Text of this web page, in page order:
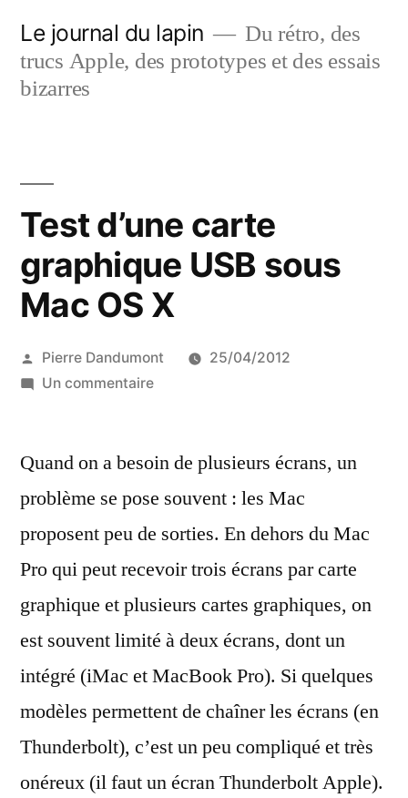
contenu
Le journal du lapin
Du rétro, des
trucs Apple, des prototypes et des essais
bizarres
Test d’une carte
graphique USB sous
Mac OS X
Publié
par
Pierre Dandumont
25/04/2012
Un commentairesur
carte
USB
sous
Mac
X
Quand on a besoin de plusieurs écrans, un
problème se pose souvent : les Mac
proposent peu de sorties. En dehors du Mac
Pro qui peut recevoir trois écrans par carte
graphique et plusieurs cartes graphiques, on
est souvent limité à deux écrans, dont un
intégré (iMac et MacBook Pro). Si quelques
modèles permettent de chaîner les écrans (en
Thunderbolt), c’est un peu compliqué et très
onéreux (il faut un écran Thunderbolt Apple).